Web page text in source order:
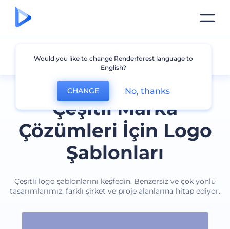
Çeşitli Marka
Çözümleri İçin Logo
Şablonları
Çeşitli logo şablonlarını keşfedin. Benzersiz ve çok yönlü
tasarımlarımız, farklı şirket ve proje alanlarına hitap ediyor.
Diğer
Would you like to change Renderforest language to
English?
CHANGE No, thanks